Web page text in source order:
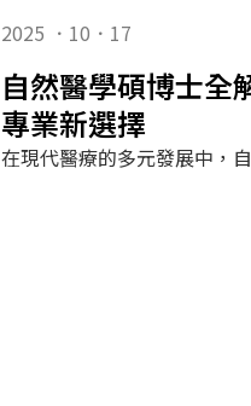
2025 ．10．17
自然醫學碩博士全
專業新選擇